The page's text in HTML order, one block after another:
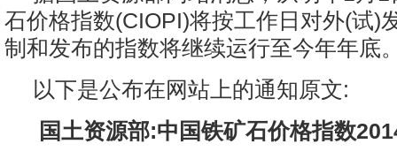
石价格指数(CIOPI)将按工作日对外(试)
制和发布的指数将继续运行至今年年底
以下是公布在网站上的通知原文:
国土资源部:中国铁矿石价格指数